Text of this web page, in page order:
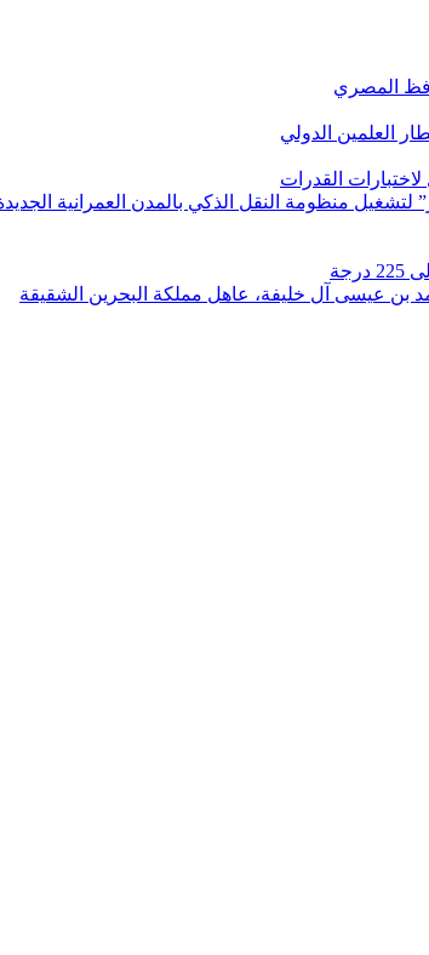
المصري
العلمين الدولي
القدرات
منظومة النقل الذكي بالمدن العمرانية
بن عيسى آل خليفة، عاهل مملكة البحرين الشقيقة